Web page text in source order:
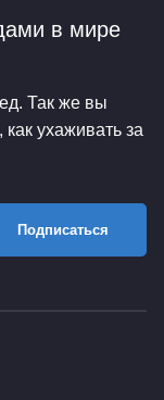
в мире
Так же вы
ухаживать за
Подписаться